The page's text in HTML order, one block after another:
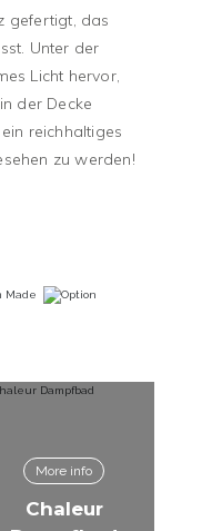
gefertigt, das
Unter der
Licht hervor,
der Decke
reichhaltiges
zu werden!
More info
Chaleur